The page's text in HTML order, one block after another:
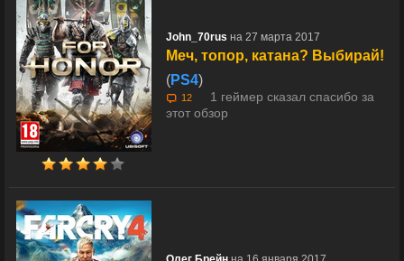
John_70rus на 27 марта 2017
Меч, топор, катана? Выбирай!
(PS4)
12
1 геймер сказал спасибо за
этот обзор